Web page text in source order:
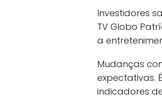
Investidores
TV Globo
a
Mudanças
expectativas.
indicadores